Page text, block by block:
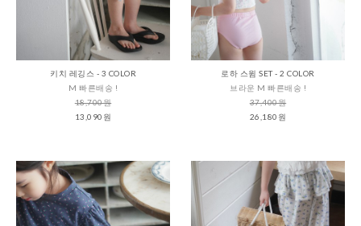
키치 레깅스 - 3 COLOR
M 빠른배송 !
18,700원
13,090원
로하 스윔 SET - 2 COLOR
브라운 M 빠른배송 !
37,400원
26,180원